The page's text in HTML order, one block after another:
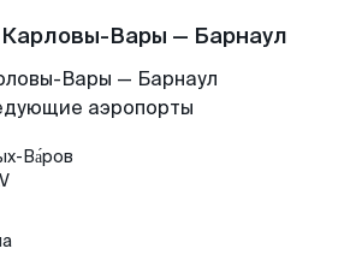
Вары — Барнаул
Вары — Барнаул
аэропорты
Ва́ров